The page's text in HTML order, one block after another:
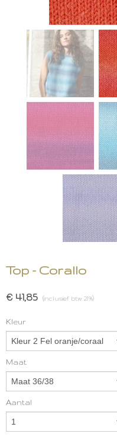
Top - Corallo
€ 41,85 (inclusief btw 21%)
Kleur
Maat
Aantal